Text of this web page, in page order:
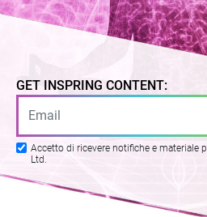
GET INSPRING CONTENT:
Accetto di ricevere notifiche e materiale
Ltd.